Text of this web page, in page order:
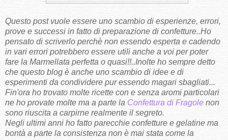
Questo post vuole essere uno scambio di esperienze, errori,
prove e successi in fatto di preparazione di confetture..Ho
pensato di scriverlo perchè non essendo esperta e cadendo
in vari errori potrebbero essere utili anche a voi per poter
fare la Marmellata perfetta o quasi!!..Inolte ho sempre detto
che questo blog è anche uno scambio di idee e di
esperimenti da condividere pur essendo magari sbagliati...
Fin'ora ho trovato molte ricette con e senza aromi particolari
ne ho provate molte ma a parte la Confettura di Fragole non
sono riuscita a carpirne realmente il segreto.
Negli ultimi anni ho fatto parecchie confetture e gelatine ma
bontà a parte la consistenza non è mai stata come la